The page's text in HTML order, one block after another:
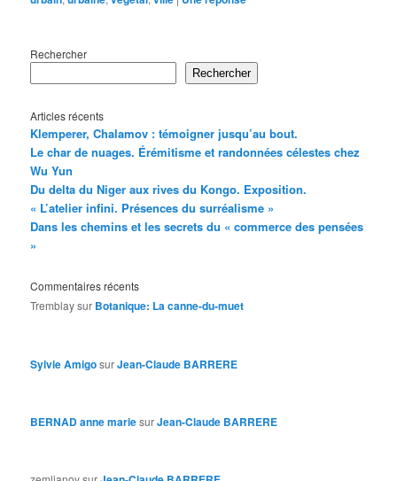
Rechercher
Rechercher
Articles récents
Klemperer, Chalamov : témoigner jusqu’au bout.
Le char de nuages. Érémitisme et randonnées célestes chez
Wu Yun
Du delta du Niger aux rives du Kongo. Exposition.
« L’atelier infini. Présences du surréalisme »
Dans les chemins et les secrets du « commerce des pensées
»
Commentaires récents
Tremblaysur Botanique: La canne-du-muet
Sylvie AmigosurJean-Claude BARRERE
BERNAD anne mariesurJean-Claude BARRERE